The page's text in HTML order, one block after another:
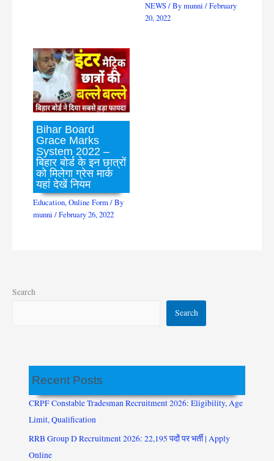
NEWS/ Bymunni /February
20, 2022
Bihar Board
Grace Marks
System 2022 –
बिहार बोर्ड के इन छात्रों
को मिलेगा ग्रेस मार्क
यहां देखें नियम
Education,Online Form/ By
munni/February 26, 2022
Search
Search
Recent Posts
CRPF Constable Tradesman Recruitment 2026: Eligibility, Age
Limit, Qualification
RRB Group D Recruitment 2026: 22,195 पदों पर भर्ती | Apply
Online